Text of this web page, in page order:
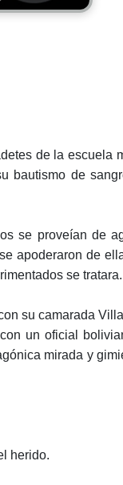
de la escuela
bautismo de
se proveían de
apoderaron de
se tratara.
su camarada
un oficial
mirada y
herido.